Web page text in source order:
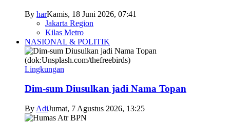
By harKamis, 18 Juni 2026, 07:41
Jakarta Region
Kilas Metro
NASIONAL & POLITIK
Lingkungan
Dim-sum Diusulkan jadi Nama Topan
By AdiJumat, 7 Agustus 2026, 13:25